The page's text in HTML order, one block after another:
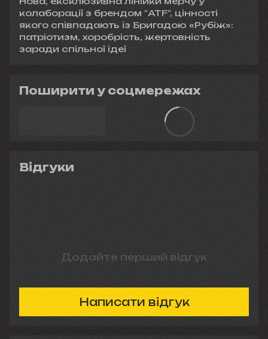
колаборації з брендом "ATF", цінності
якого співпадають із Бригадою «Рубіж»:
патріотизм, хоробрість, жертовність
заради спільної ідеї
Поширити у соцмережах
Відгуки
Додайте перший відгук
Написати відгук